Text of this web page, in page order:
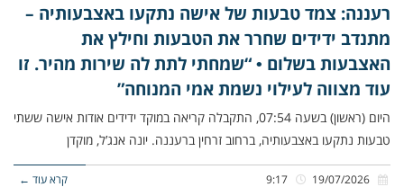
רעננה: צמד טבעות של אישה נתקעו באצבעותיה –
מתנדב ידידים שחרר את הטבעות וחילץ את
האצבעות בשלום • “שמחתי לתת לה שירות מהיר. זו
עוד מצווה לעילוי נשמת אמי המנוחה”
היום (ראשון) בשעה 07:54, התקבלה קריאה במוקד ידידים אודות אישה ששתי
טבעות נתקעו באצבעותיה, ברחוב זרחין ברעננה. יונה אנג’ל, מוקדן
קרא עוד ←